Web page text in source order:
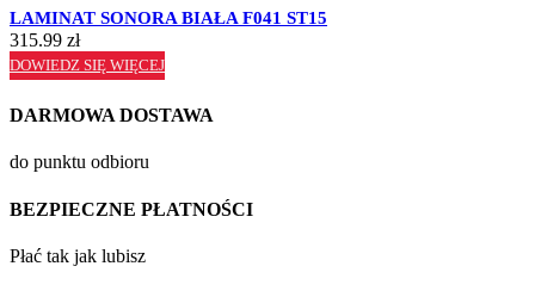
LAMINAT SONORA BIAŁA F041 ST15
315.99 zł
DOWIEDZ SIĘ WIĘCEJ
DARMOWA DOSTAWA
do punktu odbioru
BEZPIECZNE PŁATNOŚCI
Płać tak jak lubisz